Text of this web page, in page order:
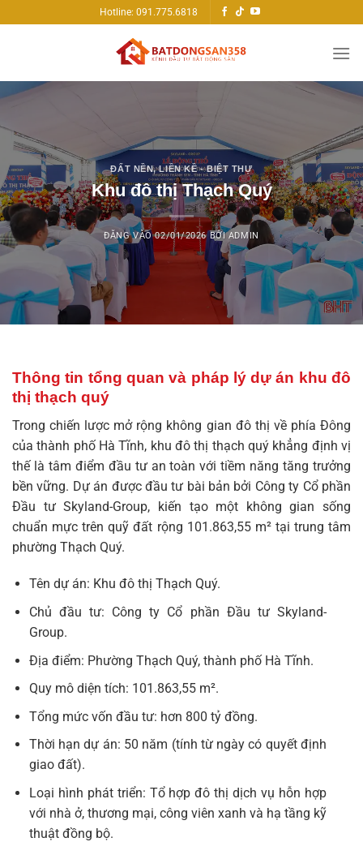
qua
Hotline: 091.775.6818
ĐẤT NỀN,LIỀN KỀ - BIỆT THỰ
Khu đô thị Thạch Quý
ĐĂNG VÀO02/01/2026 BỞIADMIN
Thông tin tổng quan và pháp lý dự án khu đô
thị thạch quý
Trong chiến lược mở rộng không gian đô thị về phía Đông
của thành phố Hà Tĩnh, khu đô thị thạch quý khẳng định vị
thế là tâm điểm đầu tư an toàn với tiềm năng tăng trưởng
bền vững. Dự án được đầu tư bài bản bởi Công ty Cổ phần
Đầu tư Skyland-Group, kiến tạo một không gian sống
chuẩn mực trên quỹ đất rộng 101.863,55 m² tại trung tâm
phường Thạch Quý.
Tên dự án: Khu đô thị Thạch Quý.
Chủ đầu tư: Công ty Cổ phần Đầu tư Skyland-
Group.
Địa điểm: Phường Thạch Quý, thành phố Hà Tĩnh.
Quy mô diện tích: 101.863,55 m².
Tổng mức vốn đầu tư: hơn 800 tỷ đồng.
Thời hạn dự án: 50 năm (tính từ ngày có quyết định
giao đất).
Loại hình phát triển: Tổ hợp đô thị dịch vụ hỗn hợp
với nhà ở, thương mại, công viên xanh và hạ tầng kỹ
thuật đồng bộ.